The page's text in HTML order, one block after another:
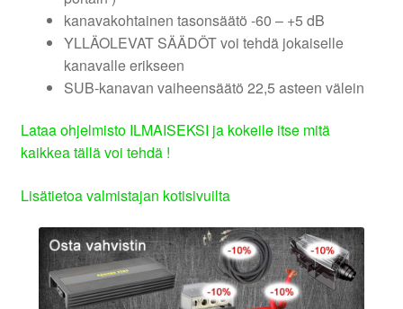
kanavakohtainen tasonsäätö -60 – +5 dB
YLLÄOLEVAT SÄÄDÖT voi tehdä jokaiselle
kanavalle erikseen
SUB-kanavan vaiheensäätö 22,5 asteen välein
Lataa ohjelmisto ILMAISEKSI ja kokeile itse mitä
kaikkea tällä voi tehdä !
Lisätietoa valmistajan kotisivuilta